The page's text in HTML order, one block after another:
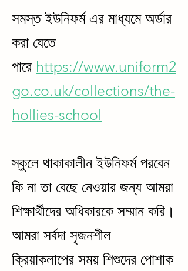
সমস্ত ইউনিফর্ম এর মাধ্যমে অর্ডার
করা যেতে
পারে https://www.uniform2
go.co.uk/collections/the-
hollies-school
স্কুলে থাকাকালীন ইউনিফর্ম পরবেন
কি না তা বেছে নেওয়ার জন্য আমরা
শিক্ষার্থীদের অধিকারকে সম্মান করি।
আমরা সর্বদা সৃজনশীল
ক্রিয়াকলাপের সময় শিশুদের পোশাক